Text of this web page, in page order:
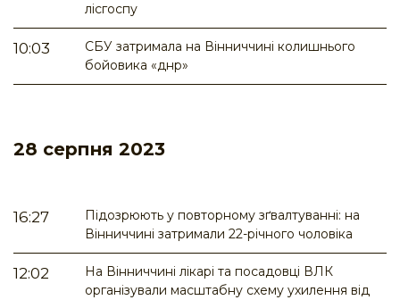
лісгоспу
10:03
СБУ затримала на Вінниччині колишнього
бойовика «днр»
28 серпня 2023
16:27
Підозрюють у повторному зґвалтуванні: на
Вінниччині затримали 22-річного чоловіка
12:02
На Вінниччині лікарі та посадовці ВЛК
організували масштабну схему ухилення від